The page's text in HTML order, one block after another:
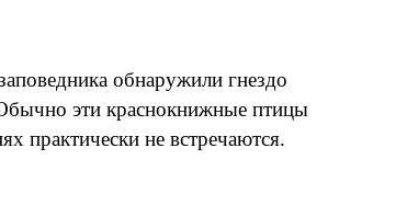
обнаружили гнездо
эти краснокнижные птицы
практически не встречаются.